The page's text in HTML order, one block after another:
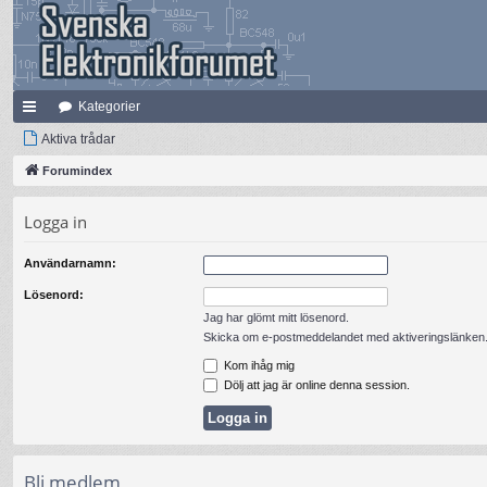
na
bb
ar
Kategorier
Aktiva trådar
Forumindex
Logga in
Användarnamn:
Lösenord:
Jag har glömt mitt lösenord.
Skicka om e-postmeddelandet med aktiveringslänken.
Kom ihåg mig
Dölj att jag är online denna session.